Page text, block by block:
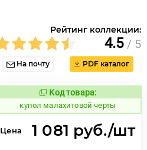
Рейтинг коллекции:
4.5 / 5
На почту PDF каталог
Код товара:
850370 Код товара:
купол малахитовой черты
Цена 1 081 руб./шт